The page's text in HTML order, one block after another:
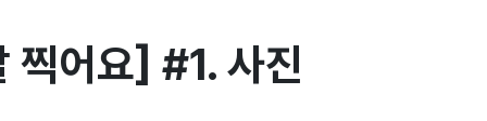
찍어요] #1. 사진